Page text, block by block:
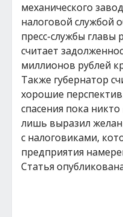
механического
налоговой службой
пресс-службы главы
считает
миллионов рублей
Также губернатор
хорошие
спасения пока
лишь выразил
с налоговиками,
предприятия
Статья